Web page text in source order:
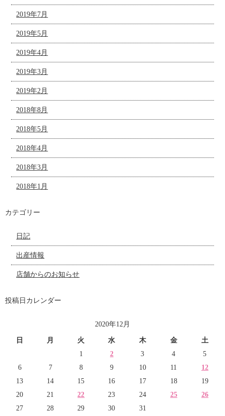
2019年7月
2019年5月
2019年4月
2019年3月
2019年2月
2018年8月
2018年5月
2018年4月
2018年3月
2018年1月
カテゴリー
日記
出産情報
店舗からのお知らせ
投稿日カレンダー
2020年12月
日 月 火 水 木 金
土
1
2 3 4
5
6
7 8 9 10 11
12
13
14 15 16 17 18
19
20
21 22 23 24 25
26
27
28 29 30 31